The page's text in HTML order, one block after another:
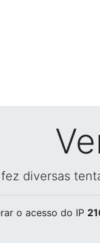
diversas
o acesso do IP